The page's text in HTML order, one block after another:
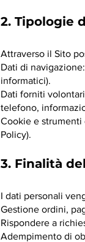
2. Tipologie
Attraverso il Sito
Dati di
informatici).
Dati forniti
telefono,
Cookie e strumenti
Policy).
3. Finalità
I dati personali
Gestione ordini,
Rispondere a
Adempimento di